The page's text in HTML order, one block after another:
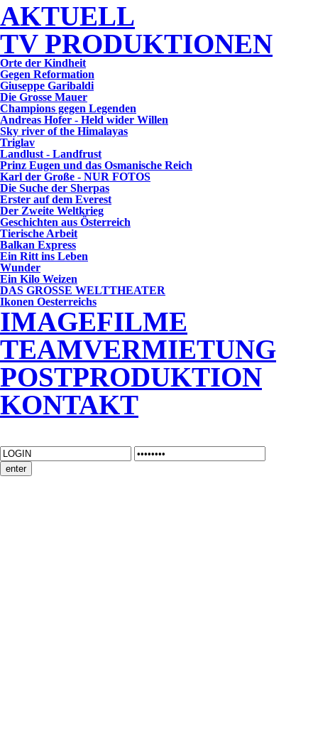
AKTUELL
TV PRODUKTIONEN
Orte der Kindheit
Gegen Reformation
Giuseppe Garibaldi
Die Grosse Mauer
Champions gegen Legenden
Andreas Hofer - Held wider Willen
Sky river of the Himalayas
Triglav
Landlust - Landfrust
Prinz Eugen und das Osmanische Reich
Karl der Große - NUR FOTOS
Die Suche der Sherpas
Erster auf dem Everest
Der Zweite Weltkrieg
Geschichten aus Österreich
Tierische Arbeit
Balkan Express
Ein Ritt ins Leben
Wunder
Ein Kilo Weizen
DAS GROSSE WELTTHEATER
Ikonen Oesterreichs
IMAGEFILME
TEAMVERMIETUNG
POSTPRODUKTION
KONTAKT